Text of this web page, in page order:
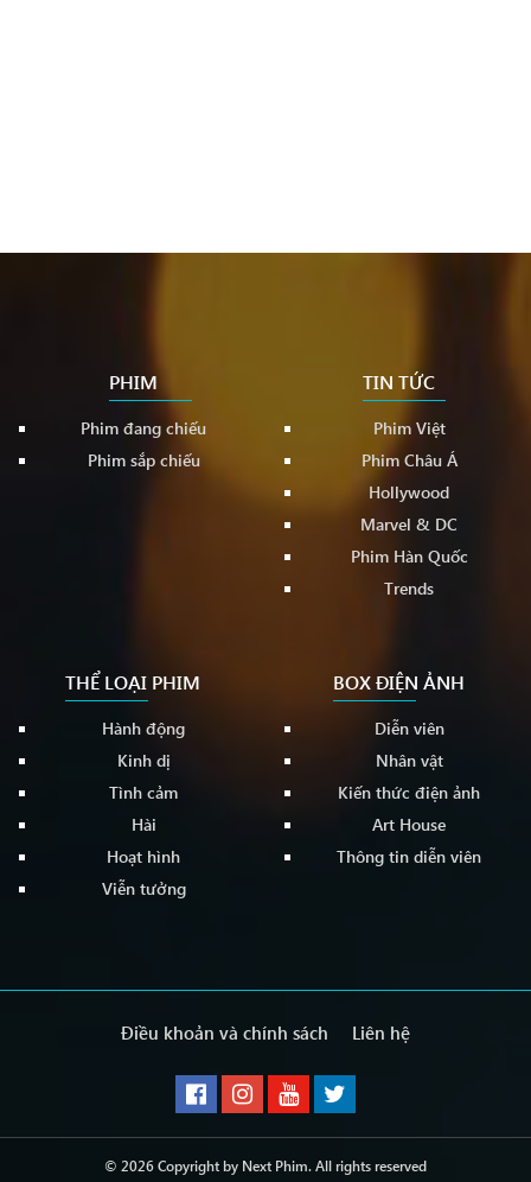
PHIM
Phim đang chiếu
Phim sắp chiếu
TIN TỨC
Phim Việt
Phim Châu Á
Hollywood
Marvel & DC
Phim Hàn Quốc
Trends
THỂ LOẠI PHIM
Hành động
Kinh dị
Tình cảm
Hài
Hoạt hình
Viễn tưởng
BOX ĐIỆN ẢNH
Diễn viên
Nhân vật
Kiến thức điện ảnh
Art House
Thông tin diễn viên
Điều khoản và chính sách Liên hệ
© 2026 Copyright by Next Phim. All rights reserved